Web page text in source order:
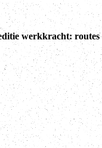
werkkracht: